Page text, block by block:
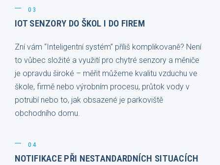
03
IOT SENZORY DO ŠKOL I DO FIREM
Zní vám “Inteligentní systém” příliš komplikovaně? Není
to vůbec složité a využití pro chytré senzory a měniče
je opravdu široké – měřit můžeme kvalitu vzduchu ve
škole, firmě nebo výrobním procesu, průtok vody v
potrubí nebo to, jak obsazené je parkoviště
obchodního domu.
04
NOTIFIKACE PŘI NESTANDARDNÍCH SITUACÍCH